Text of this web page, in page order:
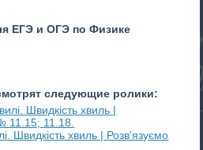
ЕГЭ и ОГЭ по Физике
следующие ролики:
Швидкість хвиль | Розв'язуємо